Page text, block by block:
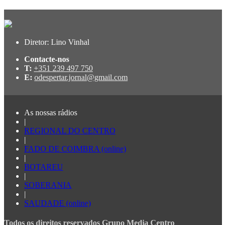
Diretor: Lino Vinhal
Contacte-nos
T: +351 239 497 750
E: odespertar.jornal@gmail.com
As nossas rádios
|
REGIONAL DO CENTRO
|
FADO DE COIMBRA (online)
|
BOTAREU
|
SOBERANIA
|
SAUDADE (online)
Todos os direitos reservados Grupo Media Centro